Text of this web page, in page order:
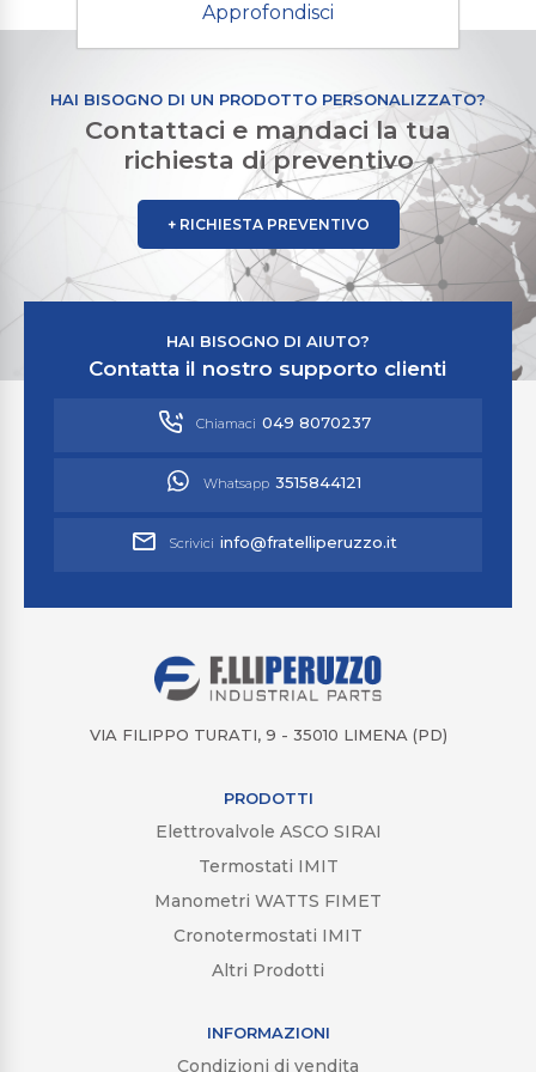
HAI BISOGNO DI UN PRODOTTO PERSONALIZZATO?
Contattaci e mandaci la tua
richiesta di preventivo
+ RICHIESTA PREVENTIVO
HAI BISOGNO DI AIUTO?
Contatta il nostro supporto clienti
Chiamaci 049 8070237
Whatsapp 3515844121
Scrivici info@fratelliperuzzo.it
VIA FILIPPO TURATI, 9 - 35010 LIMENA (PD)
PRODOTTI
Elettrovalvole ASCO SIRAI
Termostati IMIT
Manometri WATTS FIMET
Cronotermostati IMIT
Altri Prodotti
INFORMAZIONI
Condizioni di vendita
Approfondisci